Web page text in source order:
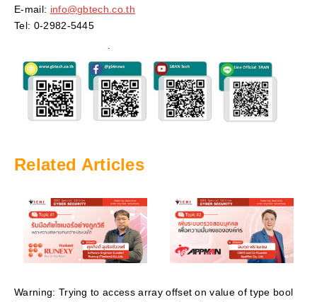
E-mail: info@gbtech.co.th
Tel: 0-2982-5445
Related Articles
Warning: Trying to access array offset on value of type bool